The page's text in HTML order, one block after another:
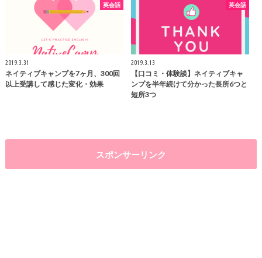
英会話
2019.3.31
ネイティブキャンプを7ヶ月、300回
以上受講して感じた変化・効果
英会話
2019.3.13
【口コミ・体験談】ネイティブキャ
ンプを半年続けて分かった長所6つと
短所3つ
スポンサーリンク